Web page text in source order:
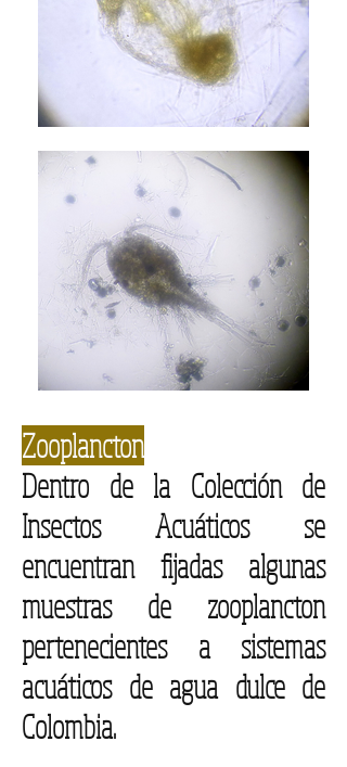
Zooplancton
Dentro de la Colección de
Insectos Acuáticos se
encuentran fijadas algunas
muestras de zooplancton
pertenecientes a sistemas
acuáticos de agua dulce de
Colombia.